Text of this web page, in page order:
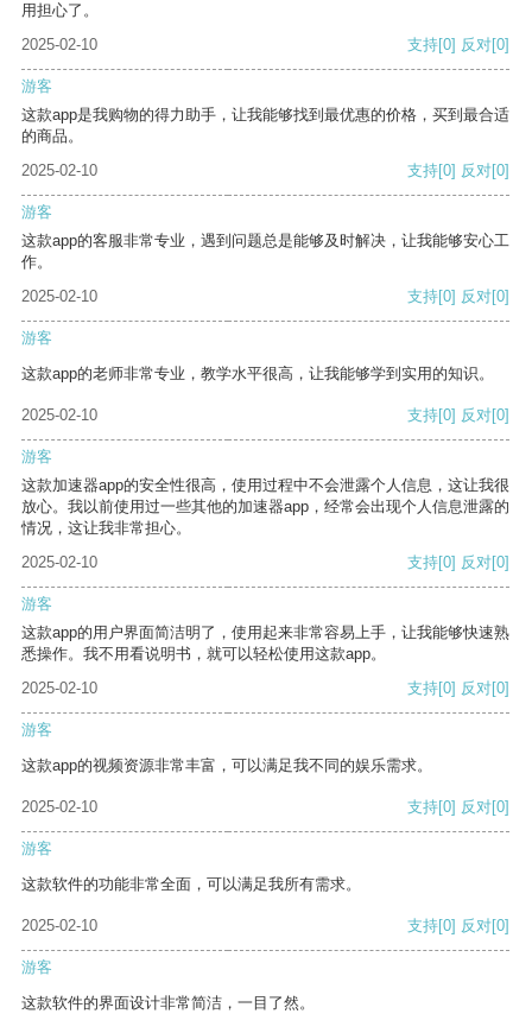
用担心了。
2025-02-10
支持[0] 反对[0]
游客
这款app是我购物的得力助手，让我能够找到最优惠的价格，买到最合适
的商品。
2025-02-10
支持[0] 反对[0]
游客
这款app的客服非常专业，遇到问题总是能够及时解决，让我能够安心工
作。
2025-02-10
支持[0] 反对[0]
游客
这款app的老师非常专业，教学水平很高，让我能够学到实用的知识。
2025-02-10 支持[0] 反对[0]
游客
这款加速器app的安全性很高，使用过程中不会泄露个人信息，这让我很
放心。我以前使用过一些其他的加速器app，经常会出现个人信息泄露的
情况，这让我非常担心。
2025-02-10
支持[0] 反对[0]
游客
这款app的用户界面简洁明了，使用起来非常容易上手，让我能够快速熟
悉操作。我不用看说明书，就可以轻松使用这款app。
2025-02-10
支持[0] 反对[0]
游客
这款app的视频资源非常丰富，可以满足我不同的娱乐需求。
2025-02-10 支持[0] 反对[0]
游客
这款软件的功能非常全面，可以满足我所有需求。
2025-02-10 支持[0] 反对[0]
游客
这款软件的界面设计非常简洁，一目了然。